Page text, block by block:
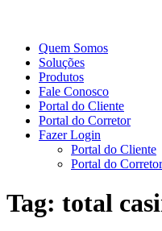
Quem Somos
Soluções
Produtos
Fale Conosco
Portal do Cliente
Portal do Corretor
Fazer Login
Portal do Cliente
Portal do Corretor
Tag: total